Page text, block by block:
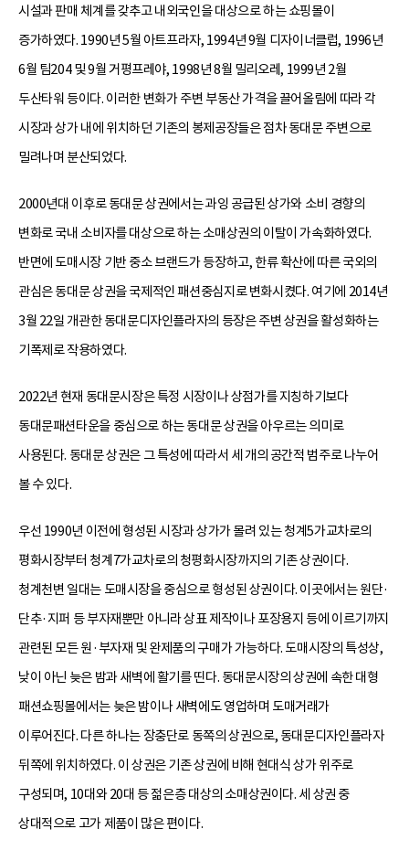
시설과 판매 체계를 갖추고 내외국인을 대상으로 하는 쇼핑몰이
증가하였다. 1990년 5월 아트프라자, 1994년 9월 디자이너클럽, 1996년
6월 팀204 및 9월 거평프레야, 1998년 8월 밀리오레, 1999년 2월
두산타워 등이다. 이러한 변화가 주변 부동산 가격을 끌어올림에 따라 각
시장과 상가 내에 위치하던 기존의 봉제공장들은 점차 동대문 주변으로
밀려나며 분산되었다.
2000년대 이후로 동대문 상권에서는 과잉 공급된 상가와 소비 경향의
변화로 국내 소비자를 대상으로 하는 소매상권의 이탈이 가속화하였다.
반면에 도매시장 기반 중소 브랜드가 등장하고, 한류 확산에 따른 국외의
관심은 동대문 상권을 국제적인 패션중심지로 변화시켰다. 여기에 2014년
3월 22일 개관한 동대문디자인플라자의 등장은 주변 상권을 활성화하는
기폭제로 작용하였다.
2022년 현재 동대문시장은 특정 시장이나 상점가를 지칭하기보다
동대문패션타운을 중심으로 하는 동대문 상권을 아우르는 의미로
사용된다. 동대문 상권은 그 특성에 따라서 세 개의 공간적 범주로 나누어
볼 수 있다.
우선 1990년 이전에 형성된 시장과 상가가 몰려 있는 청계5가교차로의
평화시장부터 청계7가교차로의 청평화시장까지의 기존 상권이다.
청계천변 일대는 도매시장을 중심으로 형성된 상권이다. 이곳에서는 원단·
단추·지퍼 등 부자재뿐만 아니라 상표 제작이나 포장용지 등에 이르기까지
관련된 모든 원·부자재 및 완제품의 구매가 가능하다. 도매시장의 특성상,
낮이 아닌 늦은 밤과 새벽에 활기를 띤다. 동대문시장의 상권에 속한 대형
패션쇼핑몰에서는 늦은 밤이나 새벽에도 영업하며 도매거래가
이루어진다. 다른 하나는 장충단로 동쪽의 상권으로, 동대문디자인플라자
뒤쪽에 위치하였다. 이 상권은 기존 상권에 비해 현대식 상가 위주로
구성되며, 10대와 20대 등 젊은층 대상의 소매상권이다. 세 상권 중
상대적으로 고가 제품이 많은 편이다.